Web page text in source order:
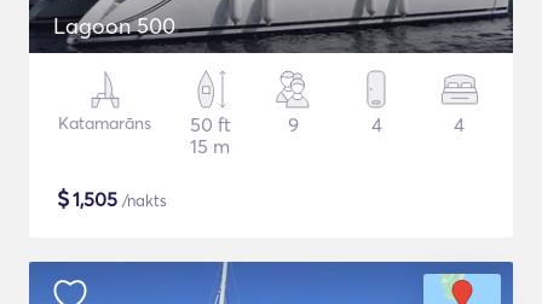
Lagoon 500
Katamarāns
50 ft
15 m
9 4 4
$1,505 /nakts